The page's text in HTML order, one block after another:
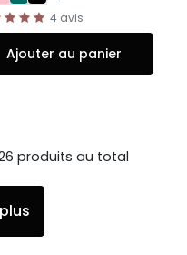
4 avis
Ajouter au panier
produits au total